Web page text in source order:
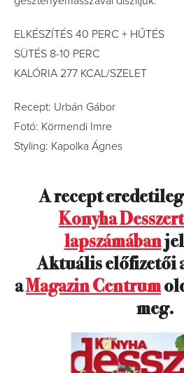
ELKÉSZÍTÉS 40 PERC + HŰTÉS
SÜTÉS 8-10 PERC
KALÓRIA 277 KCAL/SZELET
Recept: Urbán Gábor
Fotó: Körmendi Imre
Styling: Kapolka Ágnes
A recept
Konyha
lapszámában
Aktuális előfizetői
aMagazin Centrum
meg.